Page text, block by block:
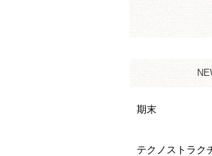
期末
テクノストラク